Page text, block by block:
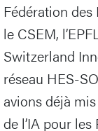
Fédération
le CSEM,
Switzerland
réseau HES-
avions déjà
de l’IA pour